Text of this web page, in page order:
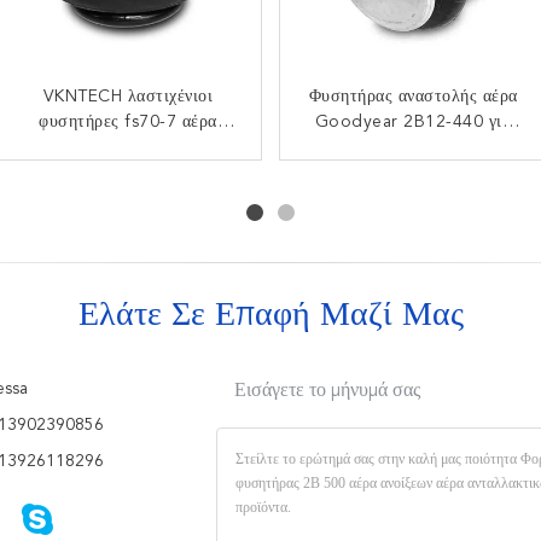
VKNTECH λαστιχένιοι
φυσητήρες fs70-7 αέρα
Φυσητήρας αναστολής αέρα
Goodyear 2B12-440 για
W01-358-3403 Firestone
διπλοί μπερδεμένοι
Το αέριο γέμισε τους
τριπλούς μπερδεμένους
Ελάτε Σε Επαφή Μαζί Μας
Εισάγετε το μήνυμά σας